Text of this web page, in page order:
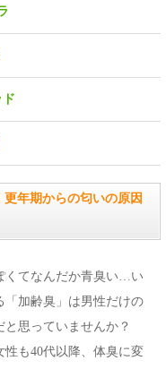
更年期からの匂いの原因
くてなんだか青臭い…い
「加齢臭」は男性だけの
と思っていませんか？
性も40代以降、体臭に変